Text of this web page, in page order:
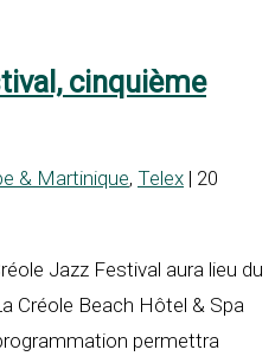
cinquième
& Martinique, Telex | 20
Jazz Festival aura lieu du
Créole Beach Hôtel & Spa
permettra